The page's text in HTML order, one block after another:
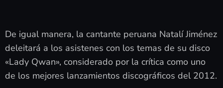
De igual manera, la cantante peruana Natalí Jiménez
deleitará a los asistenes con los temas de su disco
«Lady Qwan», considerado por la crítica como uno
de los mejores lanzamientos discográficos del 2012.